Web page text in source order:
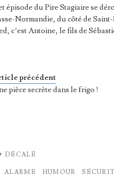
épisode du Pire Stagiaire se
Normandie, du côté de
c’est Antoine, le fils de
précédent
pièce secrète dans le frigo !
DÉCALÉ
ALARME HUMOUR